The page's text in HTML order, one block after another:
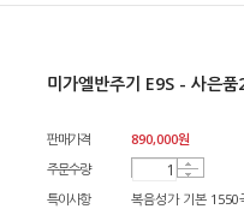
미가엘반주기 E9S - 사은
판매가격 890,000원
주문수량
특이사항
복음성가 기본